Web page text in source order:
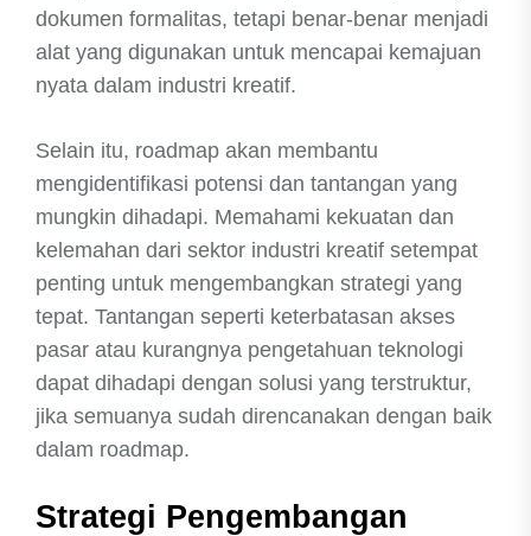
dokumen formalitas, tetapi benar-benar menjadi
alat yang digunakan untuk mencapai kemajuan
nyata dalam industri kreatif.
Selain itu, roadmap akan membantu
mengidentifikasi potensi dan tantangan yang
mungkin dihadapi. Memahami kekuatan dan
kelemahan dari sektor industri kreatif setempat
penting untuk mengembangkan strategi yang
tepat. Tantangan seperti keterbatasan akses
pasar atau kurangnya pengetahuan teknologi
dapat dihadapi dengan solusi yang terstruktur,
jika semuanya sudah direncanakan dengan baik
dalam roadmap.
Strategi Pengembangan